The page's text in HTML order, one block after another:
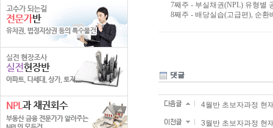
7째주 - 부실채권(NPL) 유형별
8째주 - 배당실습(고급편), 순환
댓글
4월반 초보자과정 현
3월반 초보자과정 현